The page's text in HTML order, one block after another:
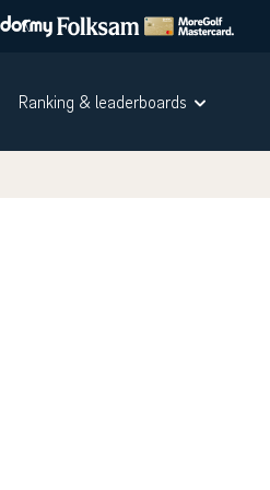
Ranking & leaderboards